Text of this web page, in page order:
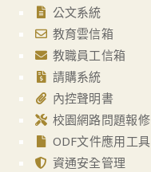
公文系統
教育雲信箱
教職員工信箱
請購系統
內控聲明書
校園網路問題報修
ODF文件應用工具
資通安全管理